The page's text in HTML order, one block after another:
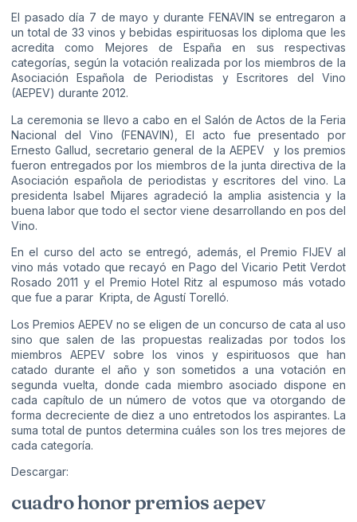
El pasado día 7 de mayo y durante FENAVIN se entregaron a
un total de 33 vinos y bebidas espirituosas los diploma que les
acredita como Mejores de España en sus respectivas
categorías, según la votación realizada por los miembros de la
Asociación Española de Periodistas y Escritores del Vino
(AEPEV) durante 2012.
La ceremonia se llevo a cabo en el Salón de Actos de la Feria
Nacional del Vino (FENAVIN), El acto fue presentado por
Ernesto Gallud, secretario general de la AEPEV y los premios
fueron entregados por los miembros de la junta directiva de la
Asociación española de periodistas y escritores del vino. La
presidenta Isabel Mijares agradeció la amplia asistencia y la
buena labor que todo el sector viene desarrollando en pos del
Vino.
En el curso del acto se entregó, además, el Premio FIJEV al
vino más votado que recayó en Pago del Vicario Petit Verdot
Rosado 2011 y el Premio Hotel Ritz al espumoso más votado
que fue a parar Kripta, de Agustí Torelló.
Los Premios AEPEV no se eligen de un concurso de cata al uso
sino que salen de las propuestas realizadas por todos los
miembros AEPEV sobre los vinos y espirituosos que han
catado durante el año y son sometidos a una votación en
segunda vuelta, donde cada miembro asociado dispone en
cada capítulo de un número de votos que va otorgando de
forma decreciente de diez a uno entretodos los aspirantes. La
suma total de puntos determina cuáles son los tres mejores de
cada categoría.
Descargar:
cuadro honor premios aepev